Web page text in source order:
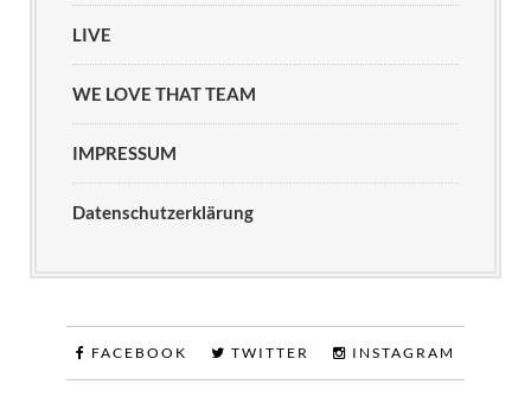
LIVE
WE LOVE THAT TEAM
IMPRESSUM
Datenschutzerklärung
FACEBOOK TWITTER INSTAGRAM